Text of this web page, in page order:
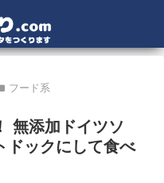
フード系
無添加ドイツソ
ドックにして食べ